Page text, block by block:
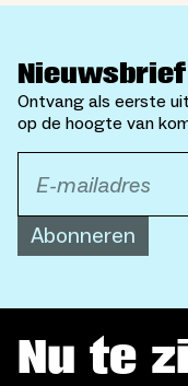
Nieuwsbrief
Ontvang als eerste
op de hoogte van
Abonneren
Nu te